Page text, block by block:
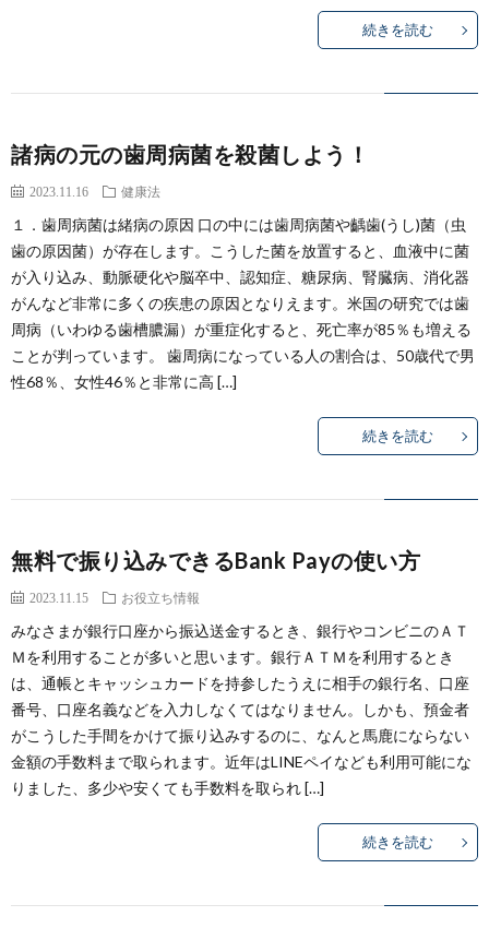
続きを読む
諸病の元の歯周病菌を殺菌しよう！
2023.11.16 健康法
１．歯周病菌は緒病の原因 口の中には歯周病菌や齲歯(うし)菌（虫
歯の原因菌）が存在します。こうした菌を放置すると、血液中に菌
が入り込み、動脈硬化や脳卒中、認知症、糖尿病、腎臓病、消化器
がんなど非常に多くの疾患の原因となりえます。米国の研究では歯
周病（いわゆる歯槽膿漏）が重症化すると、死亡率が85％も増える
ことが判っています。 歯周病になっている人の割合は、50歳代で男
性68％、女性46％と非常に高 […]
続きを読む
無料で振り込みできるBank Payの使い方
2023.11.15 お役立ち情報
みなさまが銀行口座から振込送金するとき、銀行やコンビニのＡＴ
Ｍを利用することが多いと思います。銀行ＡＴＭを利用するとき
は、通帳とキャッシュカードを持参したうえに相手の銀行名、口座
番号、口座名義などを入力しなくてはなりません。しかも、預金者
がこうした手間をかけて振り込みするのに、なんと馬鹿にならない
金額の手数料まで取られます。近年はLINEペイなども利用可能にな
りました、多少や安くても手数料を取られ […]
続きを読む